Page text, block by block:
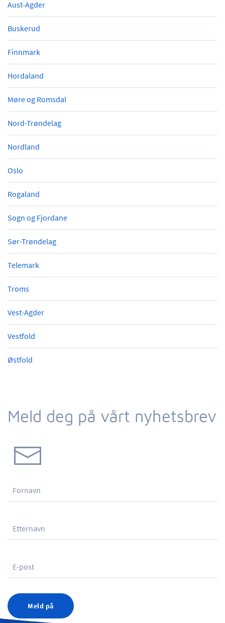
Aust-Agder
Buskerud
Finnmark
Hordaland
Møre og Romsdal
Nord-Trøndelag
Nordland
Oslo
Rogaland
Sogn og Fjordane
Sør-Trøndelag
Telemark
Troms
Vest-Agder
Vestfold
Østfold
Meld deg på vårt nyhetsbrev
Meld på